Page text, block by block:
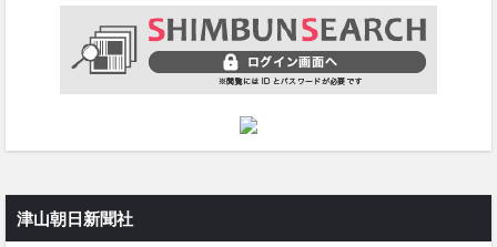
津山朝日新聞社